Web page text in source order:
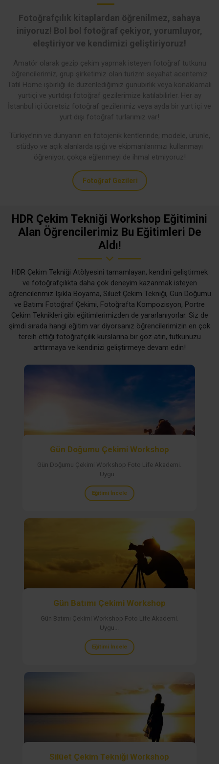
Fotoğrafçılık kitaplardan öğrenilmez, sahaya
iniyoruz! Bol bol fotoğraf çekiyor, yorumluyor,
eleştiriyor ve kendimizi geliştiriyoruz!
Amatör olarak gezip çekim yapmak isteyen fotoğraf tutkunu
öğrencilerimiz, grup şirketimiz olan turizm seyahat acentemiz
Tatil Home işbirliği ile düzenlediğimiz günübirlik veya konaklamalı
yurtiçi ve yurtdışı fotoğraf gezilerimize katılabilirler. Her ay
İstanbul içi ücretsiz fotoğraf gezilerimiz veya ayda bir yurt içi ve
yurt dışı fotoğraf turlarımız var!
Türkiye’nin ve dünyanın en fotojenik kentlerinde; modele, ürünle,
stüdyo ve açık alanlarda ışığı ve ekipmanlarımızı kullanmayı
öğreniyor, çokça eğlenmeyi de ihmal etmiyoruz!
Fotoğraf Gezileri
HDR Çekim Tekniği Workshop Eğitimini
Alan Öğrencilerimiz Bu Eğitimleri De
Aldı!
HDR Çekim Tekniği Atölyesini tamamlayan, kendini geliştirmek
ve fotoğrafçılıkta daha çok deneyim kazanmak isteyen
öğrencilerimiz Işıkla Boyama, Silüet Çekim Tekniği, Gün Doğumu
ve Batımı Fotoğraf Çekimi, Fotoğrafta Kompozisyon, Portre
Çekim Teknikleri gibi eğitimlerimizden de yararlanıyorlar. Siz de
şimdi sırada hangi eğitim var diyorsanız öğrencilerimizin en çok
tercih ettiği fotoğrafçılık kurslarına bir göz atın, tutkunuzu
arttırmaya ve kendinizi geliştirmeye devam edin!
Gün Doğumu Çekimi Workshop
Gün Doğumu Çekimi Workshop Foto Life Akademi.
Uygu...
Eğitimi İncele
Gün Batımı Çekimi Workshop
Gün Batımı Çekimi Workshop Foto Life Akademi.
Uygu...
Eğitimi İncele
Silüet Çekim Tekniği Workshop